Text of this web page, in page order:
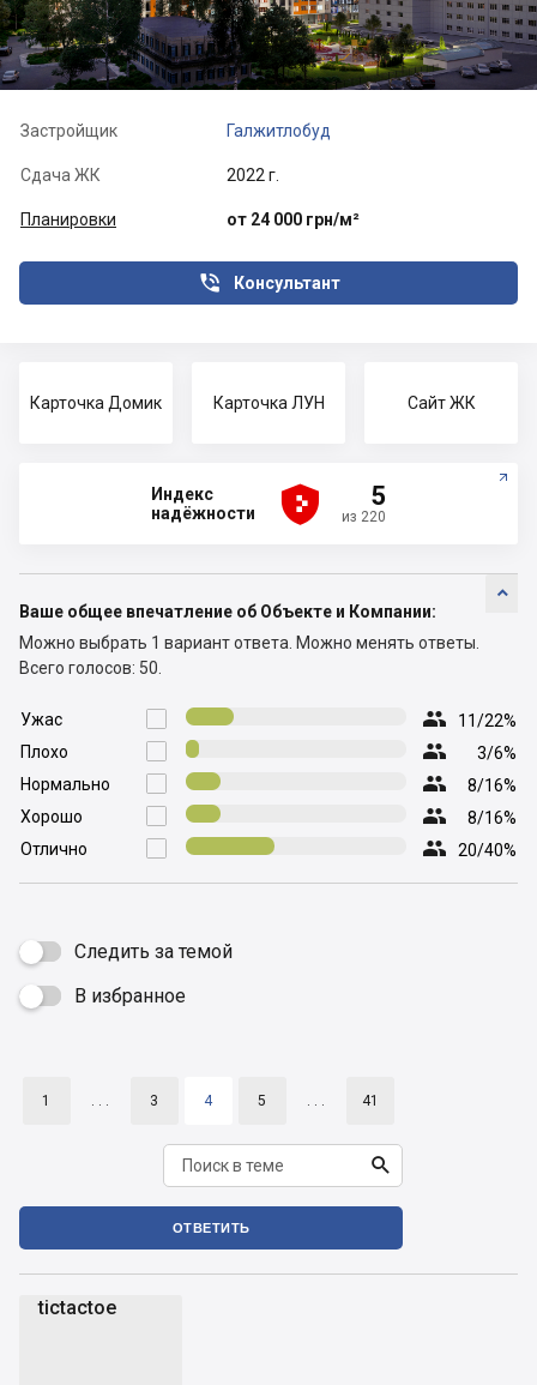
Застройщик Галжитлобуд
Сдача ЖК 2022 г.
Планировки от 24 000 грн/м²
Консультант

Карточка Домик Карточка ЛУН Сайт ЖК
Индекс
надёжности




 5
из 220

Ваше общее впечатление об Объекте и Компании:
Можно выбрать 1 вариант ответа. Можно менять ответы.
Всего голосов: 50.

Ужас  11/22%

Плохо  3/6%

Нормально  8/16%

Хорошо  8/16%

Отлично  20/40%
Следить за темой
 В избранное
1 . . . 3 4 5 . . . 41

ОТВЕТИТЬ
tictactoe